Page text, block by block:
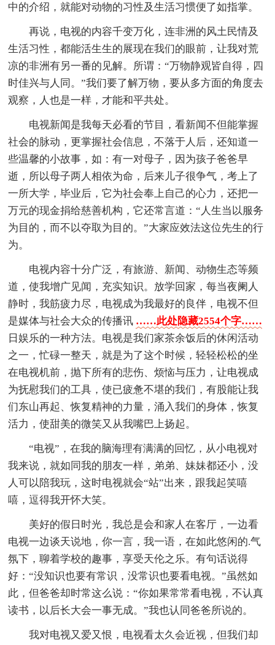
中的介绍，就能对动物的习性及生活习惯便了如指掌。
再说，电视的内容千变万化，连非洲的风土民情及
生活习性，都能活生生的展现在我们的眼前，让我对荒
凉的非洲有另一番的见解。所谓：“万物静观皆自得，四
时佳兴与人同。”我们要了解万物，要从多方面的角度去
观察，人也是一样，才能和平共处。
电视新闻是我每天必看的节目，看新闻不但能掌握
社会的脉动，更掌握社会信息，不落于人后，还知道一
些温馨的小故事，如：有一对母子，因为孩子爸爸早
逝，所以母子两人相依为命，后来儿子很争气，考上了
一所大学，毕业后，它为社会奉上自己的心力，还把一
万元的现金捐给慈善机构，它还常言道：“人生当以服务
为目的，而不以夺取为目的。”大家应效法这位先生的行
为。
电视内容十分广泛，有旅游、新闻、动物生态等频
道，使我增广见闻，充实知识。放学回家，每当夜阑人
静时，我筋疲力尽，电视成为我最好的良伴，电视不但
是媒体与社会大众的传播讯 ……此处隐藏2554个字……
日娱乐的一种方法。电视是我们家茶余饭后的休闲活动
之一，忙碌一整天，就是为了这个时候，轻轻松松的坐
在电视机前，抛下所有的悲伤、烦恼与压力，让电视成
为抚慰我们的工具，使已疲惫不堪的我们，有股能让我
们东山再起、恢复精神的力量，涌入我们的身体，恢复
活力，使甜美的微笑又从我嘴巴上扬起。
“电视”，在我的脑海理有满满的回忆，从小电视对
我来说，就如同我的朋友一样，弟弟、妹妹都还小，没
人可以陪我玩，这时电视就会“站”出来，跟我起笑嘻
嘻，逗得我开怀大笑。
美好的假日时光，我总是会和家人在客厅，一边看
电视一边谈天说地，你一言，我一语，在如此悠闲的.气
氛下，聊着学校的趣事，享受天伦之乐。有句话说得
好：“没知识也要有常识，没常识也要看电视。”虽然如
此，但爸爸却时常这么说：“你如果常常看电视，不认真
读书，以后长大会一事无成。”我也认同爸爸所说的。
我对电视又爱又恨，电视看太久会近视，但我们却